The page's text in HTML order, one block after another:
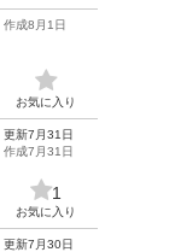
作成8月1日
お気に入り
更新7月31日
作成7月31日
1
お気に入り
更新7月30日